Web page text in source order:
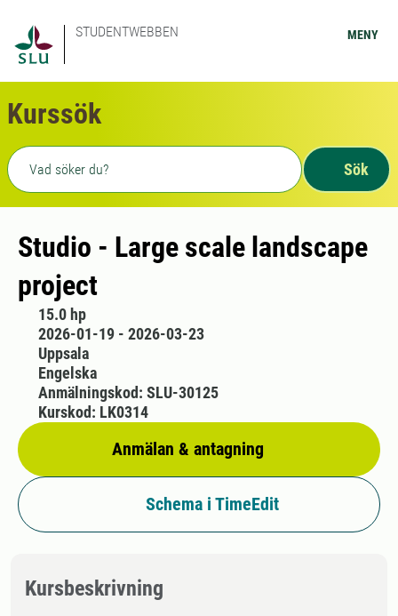
STUDENTWEBBEN MENY
Kurssök
Fritext sökning
Sök
Studio - Large scale landscape
project
15.0 hp
2026-01-19 - 2026-03-23
Uppsala
Engelska
Anmälan & antagning
Anmälningskod: SLU-30125
Kurskod: LK0314
Schema i TimeEdit
Kursbeskrivning